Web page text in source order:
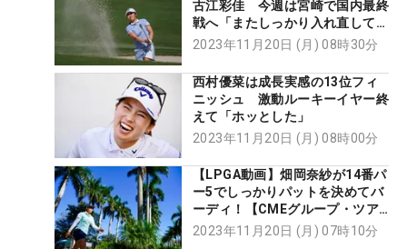
古江彩佳 今週は宮崎で国内最終
戦へ「またしっかり入れ直して頑
張りたい」
2023年11月20日 (月) 08時30分
西村優菜は成長実感の13位フィ
ニッシュ 激動ルーキーイヤー終
えて「ホッとした」
2023年11月20日 (月) 08時00分
【LPGA動画】畑岡奈紗が14番パ
ー5でしっかりパットを決めてバ
ーディ！【CMEグループ・ツア
ー選手権最終日】
2023年11月20日 (月) 07時10分